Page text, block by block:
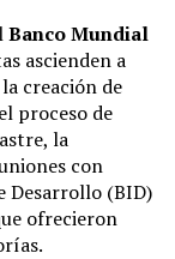
Banco Mundial
ascienden a
creación de
proceso de
la
con
Desarrollo (BID)
ofrecieron